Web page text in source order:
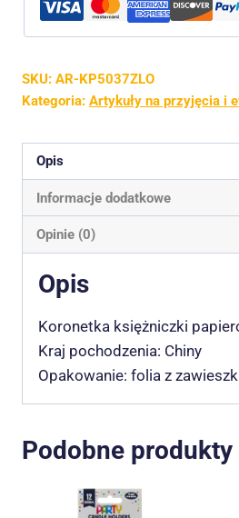
SKU: AR-KP5037ZLO
Kategoria: Artykuły na przyjęcia i
Opis
Informacje dodatkowe
Opinie (0)
Opis
Koronetka księżniczki
Kraj pochodzenia: Chiny
Opakowanie: folia z
Podobne produkty